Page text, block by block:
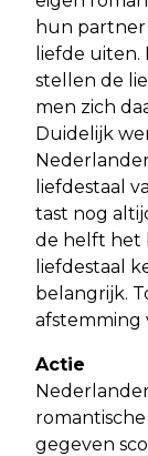
hun partner
liefde
stellen de
men zich
Duidelijk
liefdestaal
tast nog
de helft het
liefdestaal
belangrijk.
afstemming
Actie
gegeven